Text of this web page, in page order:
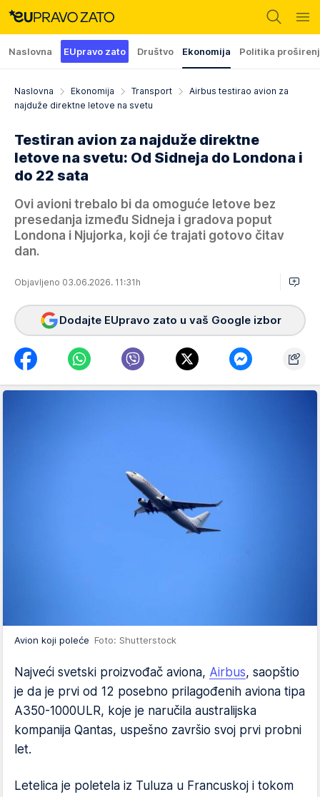
Naslovna EUpravo zato Društvo Ekonomija Politika
Naslovna Ekonomija Transport
Airbus testirao avion za
najduže direktne letove na svetu
Testiran avion za najduže direktne
letove na svetu: Od Sidneja do Londona i
do 22 sata
Ovi avioni trebalo bi da omoguće letove bez
presedanja između Sidneja i gradova poput
Londona i Njujorka, koji će trajati gotovo čitav
dan.
Objavljeno 03.06.2026. 11:31h
Dodajte EUpravo zato u vaš Google izbor
Avion koji poleće Foto: Shutterstock
Najveći svetski proizvođač aviona, Airbus, saopštio
je da je prvi od 12 posebno prilagođenih aviona tipa
A350-1000ULR, koje je naručila australijska
kompanija Qantas, uspešno završio svoj prvi probni
let.
Letelica je poletela iz Tuluza u Francuskoj i tokom